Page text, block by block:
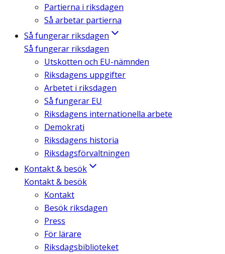
Partierna i riksdagen
Så arbetar partierna
Så fungerar riksdagen
Så fungerar riksdagen
Utskotten och EU-nämnden
Riksdagens uppgifter
Arbetet i riksdagen
Så fungerar EU
Riksdagens internationella arbete
Demokrati
Riksdagens historia
Riksdagsförvaltningen
Kontakt & besök
Kontakt & besök
Kontakt
Besök riksdagen
Press
För lärare
Riksdagsbiblioteket